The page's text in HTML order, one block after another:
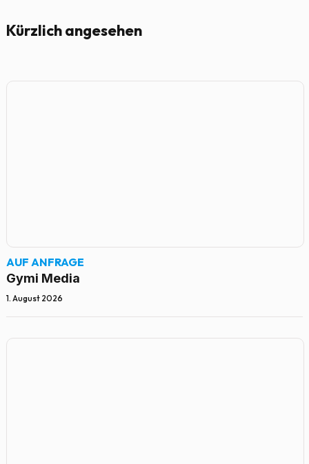
Kürzlich angesehen
AUF ANFRAGE
Gymi Media
1. August 2026